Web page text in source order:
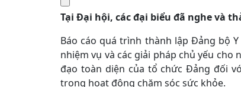
Tại Đại hội, các đại biểu đã nghe và
Báo cáo quá trình thành lập Đảng bộ
nhiệm vụ và các giải pháp chủ yếu cho
đạo toàn diện của tổ chức Đảng đối
trong hoạt động chăm sóc sức khỏe.